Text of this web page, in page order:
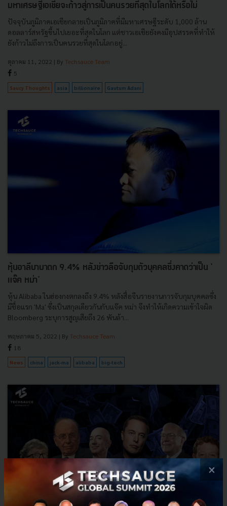
มหาเศรษฐีเอเชียจะก้าวสู่การเป็นคนรวยที่สุดในโลกได้หรือไม่
ปัจจุบันภูมิภาคเอเชียกลายเป็นภูมิภาคที่มีมหาเศรษฐีระดับ 1,000 ล้าน
ดอลลาร์สหรัฐขึ้นไปเยอะที่สุดในโลก แต่ชาวเอเชียยังคงมีอุปสรรคที่ทำให้
ยังก้าวไม่ถึงการเป็นคนรวยที่สุดในโลกอยู่...
ตุลาคม 11, 2022 | By Techsauce Team
5
Saucy Thoughts asia billionaire Gautum Adani
หุ้นอาลีบาบาตก 9.4% หลังข่าวลือจับกุมตัวบุคคลซึ่งคาดว่าเป็น '
แจ๊ค หม่า'
หุ้น Alibaba ในฮ่องกงตกลงถึง 9.4% หลังสื่อจีนรายงานการจับกุมบุคคลซึ่ง
มีชื่อแรก 'Ma' ซึ่งเป็นสกุลเดียวกันกับแจ๊ค หม่า จึงทำให้เกิดความเข้าใจผิด
Bloomberg ระบุการสูญเสียถึง 26 พันล้า...
พฤษภาคม 5, 2022 | By Techsauce Team
18
News china jack-ma alibaba big-tech
×